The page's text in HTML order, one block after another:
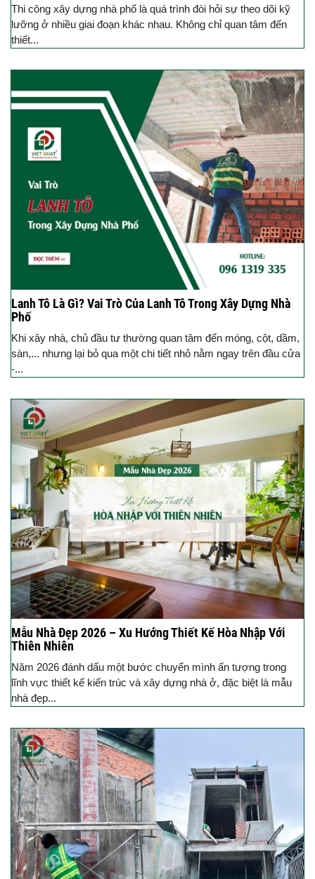
Thi công xây dựng nhà phố là quá trình đòi hỏi sự theo dõi kỹ
lưỡng ở nhiều giai đoạn khác nhau. Không chỉ quan tâm đến
thiết...
Lanh Tô Là Gì? Vai Trò Của Lanh Tô Trong Xây Dựng Nhà
Phố
Khi xây nhà, chủ đầu tư thường quan tâm đến móng, cột, dầm,
sàn,... nhưng lại bỏ qua một chi tiết nhỏ nằm ngay trên đầu cửa
-...
Mẫu Nhà Đẹp 2026 – Xu Hướng Thiết Kế Hòa Nhập Với
Thiên Nhiên
Năm 2026 đánh dấu một bước chuyển mình ấn tượng trong
lĩnh vực thiết kế kiến trúc và xây dựng nhà ở, đặc biệt là mẫu
nhà đẹp...